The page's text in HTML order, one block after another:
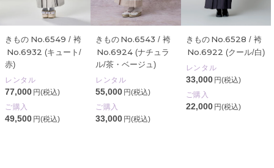
きもの No.6549 / 袴
No.6932 (キュート/
赤)
レンタル
77,000 円(税込)
ご購入
49,500 円(税込)
きもの No.6543 / 袴
No.6924 (ナチュラ
ル/茶・ベージュ)
レンタル
55,000 円(税込)
ご購入
33,000 円(税込)
きもの No.6528 / 袴
No.6922 (クール/白)
レンタル
33,000 円(税込)
ご購入
22,000 円(税込)